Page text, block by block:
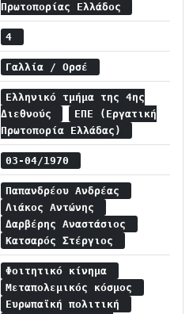
Πρωτοπορίας Ελλάδος
4
Γαλλία / Ορσέ
Ελληνικό τμήμα της 4ης
Διεθνούς
ΕΠΕ (Εργατική
Πρωτοπορία Ελλάδας)
03-04/1970
Παπανδρέου Ανδρέας
Λιάκος Αντώνης
Δαρβέρης Αναστάσιος
Κατσαρός Στέργιος
Φοιτητικό κίνημα
Μεταπολεμικός κόσμος
Ευρωπαϊκή πολιτική